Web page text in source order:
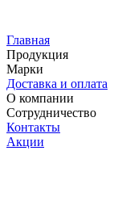
Главная
Продукция
Марки
Доставка и оплата
О компании
Сотрудничество
Контакты
Акции